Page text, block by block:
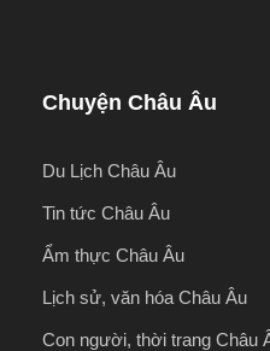
Chuyện Châu Âu
Du Lịch Châu Âu
Tin tức Châu Âu
Ẩm thực Châu Âu
Lịch sử, văn hóa Châu Âu
Con người, thời trang Châu